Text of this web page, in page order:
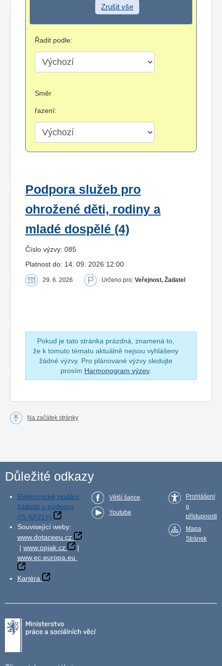
Zrušit vše
Řadit podle:
Směr
řazení:
Podpora služeb pro
ohrožené děti, rodiny a
mladé dospělé (4)
Číslo výzvy: 085
Platnost do: 14. 09. 2026 12:00
29. 6. 2026 Určeno pro: Veřejnost, Žadatel
Pokud je tato stránka prázdná, znamená to,
že k tomuto tématu aktuálně nejsou vyhlášeny
žádné výzvy. Pro plánované výzvy sledujte
prosím Harmonogram výzev.
Na začátek stránky
Důležité odkazy
Elektronické podání
žádosti o podporu
(IS KP21+)
Související weby:
www.dotaceeu.cz
| www.opjak.cz
|
www.ec.europa.eu
Kariéra
Větší šance
Youtube
Prohlášení
o
přístupnosti
Mapa
Stránek